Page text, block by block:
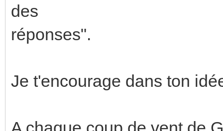
des
réponses".
Je t'encourage dans ton